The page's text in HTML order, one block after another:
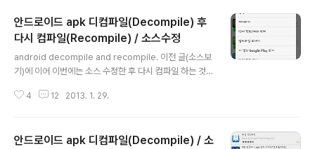
k d.tar d.abadb restore d.ab (위에 건 구버전.. 검색
해서 신 버전 받아야 잘 됨) https://sourceforge.net/p
rojects/adbextractor/ ps. 이런 글엔 항상 그랬듯이,
뻔한 질문들은 안받습니다.
안드로이드 apk 디컴파일(Decompile) 후
다시 컴파일(Recompile) / 소스수정
android decompile and recompile. 이전 글(소스보
기)에 이어 이번에는 소스 수정한 후 다시 컴파일 하는 것까
pk 디컴파일(Decompile) / 소스보기 1. 준비물JRE이건
http://code.google.com/p/android-apktool/ 텍스
4 12 2013. 1. 29.
안드로이드 apk 디컴파일(Decompile) / 소